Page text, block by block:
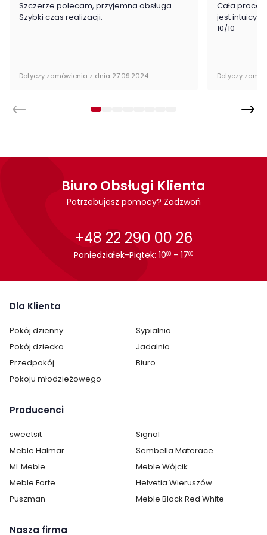
Szczerze polecam, przyjemna obsługa.
Szybki czas realizacji.
Dotyczy zamówienia z dnia 27.09.2024
Cała
jest
10/10
Dotyczy
Biuro Obsługi Klienta
Potrzebujesz pomocy? Zadzwoń
+48 22 290 00 26
Poniedziałek-Piątek: 1000 - 1700
Dla Klienta
Pokój dzienny
Sypialnia
Pokój dziecka
Jadalnia
Przedpokój
Biuro
Pokoju młodzieżowego
Producenci
sweetsit
Signal
Meble Halmar
Sembella Materace
ML Meble
Meble Wójcik
Meble Forte
Helvetia Wieruszów
Puszman
Meble Black Red White
Nasza firma